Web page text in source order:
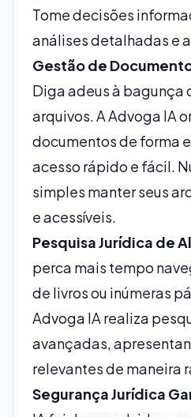
Tome decisões
análises detalhadas e
Gestão de
Diga adeus à bagunça
arquivos. A Advoga IA
documentos de forma
acesso rápido e fácil.
simples manter seus
e acessíveis.
Pesquisa Jurídica de
perca mais tempo
de livros ou inúmeras
Advoga IA realiza
avançadas,
relevantes de maneira
Segurança Jurídica